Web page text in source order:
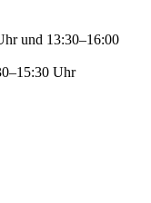
und 13:30–16:00
Uhr